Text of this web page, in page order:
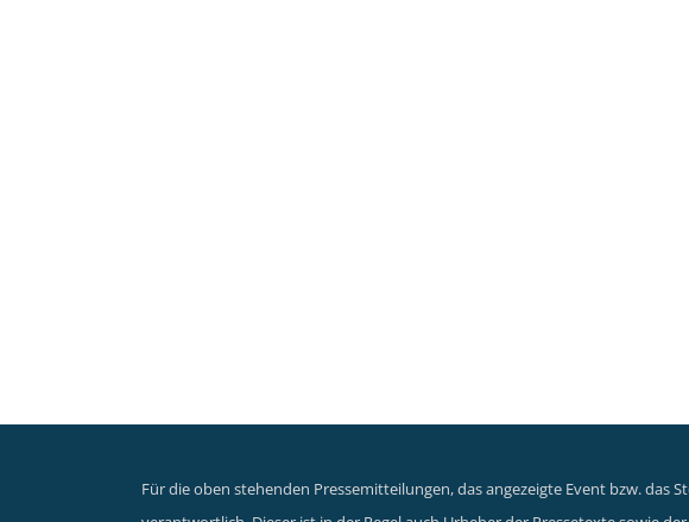
Für die oben stehenden Pressemitteilungen, das angezeigte Event bzw. das